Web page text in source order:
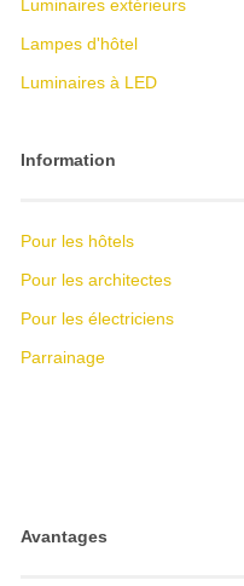
Luminaires extérieurs
Lampes d'hôtel
Luminaires à LED
Information
Pour les hôtels
Pour les architectes
Pour les électriciens
Parrainage
Avantages